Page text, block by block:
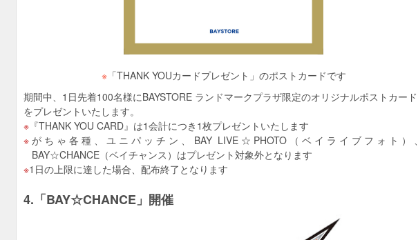
※「THANK YOUカードプレゼント」のポストカードです
期間中、1日先着100名様にBAYSTORE ランドマークプラザ限定のオリジナルポストカード
をプレゼントいたします。
『THANK YOU CARD』は1会計につき1枚プレゼントいたします
がちゃ各種、ユニパッチン、BAY LIVE☆PHOTO（ベイライブフォト）、
BAY☆CHANCE（ベイチャンス）はプレゼント対象外となります
1日の上限に達した場合、配布終了となります
4.「BAY☆CHANCE」開催